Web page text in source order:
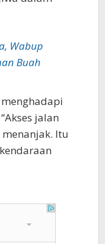
Wabup
Buah
jalan
Itu